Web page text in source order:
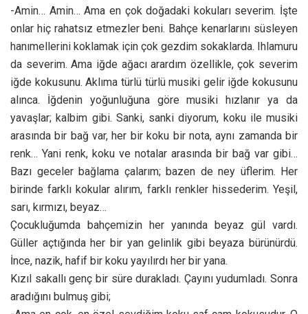
-Amin… Amin… Ama en çok doğadaki kokuları severim. İşte
onlar hiç rahatsız etmezler beni. Bahçe kenarlarını süsleyen
hanımellerini koklamak için çok gezdim sokaklarda. Ihlamuru
da severim. Ama iğde ağacı arardım özellikle, çok severim
iğde kokusunu. Aklıma türlü türlü musiki gelir iğde kokusunu
alınca. İğdenin yoğunluğuna göre musiki hızlanır ya da
yavaşlar; kalbim gibi. Sanki, sanki diyorum, koku ile musiki
arasında bir bağ var, her bir koku bir nota, aynı zamanda bir
renk… Yani renk, koku ve notalar arasında bir bağ var gibi…
Bazı geceler bağlama çalarım; bazen de ney üflerim. Her
birinde farklı kokular alırım, farklı renkler hissederim. Yeşil,
sarı, kırmızı, beyaz…
Çocukluğumda bahçemizin her yanında beyaz gül vardı.
Güller açtığında her bir yan gelinlik gibi beyaza bürünürdü.
İnce, nazik, hafif bir koku yayılırdı her bir yana.
Kızıl sakallı genç bir süre durakladı. Çayını yudumladı. Sonra
aradığını bulmuş gibi;